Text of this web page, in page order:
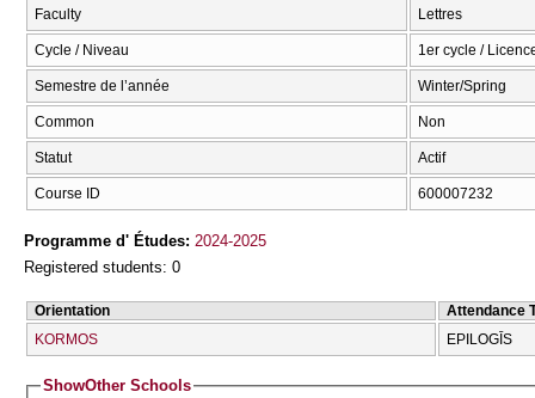
Faculty Lettres
Cycle / Niveau 1er cycle /
Semestre de l’année Winter/Spring
Common Non
Statut Actif
Course ID 600007232
Programme d' Études: 2024-2025
Registered students: 0
Orientation
Attendance
KORMOS
EPILOGĪS
ShowOther Schools